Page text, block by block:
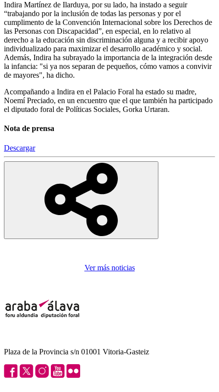
Indira Martínez de Ilarduya, por su lado, ha instado a seguir
“trabajando por la inclusión de todas las personas y por el
cumplimento de la Convención Internacional sobre los Derechos de
las Personas con Discapacidad”, en especial, en lo relativo al
derecho a la educación sin discriminación alguna y a recibir apoyo
individualizado para maximizar el desarrollo académico y social.
Además, Indira ha subrayado la importancia de la integración desde
la infancia: "si ya nos separan de pequeños, cómo vamos a convivir
de mayores", ha dicho.
Acompañando a Indira en el Palacio Foral ha estado su madre,
Noemí Preciado, en un encuentro que el que también ha participado
el diputado foral de Políticas Sociales, Gorka Urtaran.
Nota de prensa
Descargar
Ver más noticias
Plaza de la Provincia s/n 01001 Vitoria-Gasteiz